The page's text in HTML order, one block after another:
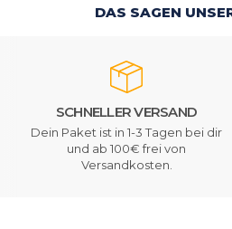
DAS SAGEN
SCHNELLER VERSAND
Dein Paket ist in 1-3 Tagen bei dir
und ab 100€ frei von
Versandkosten.